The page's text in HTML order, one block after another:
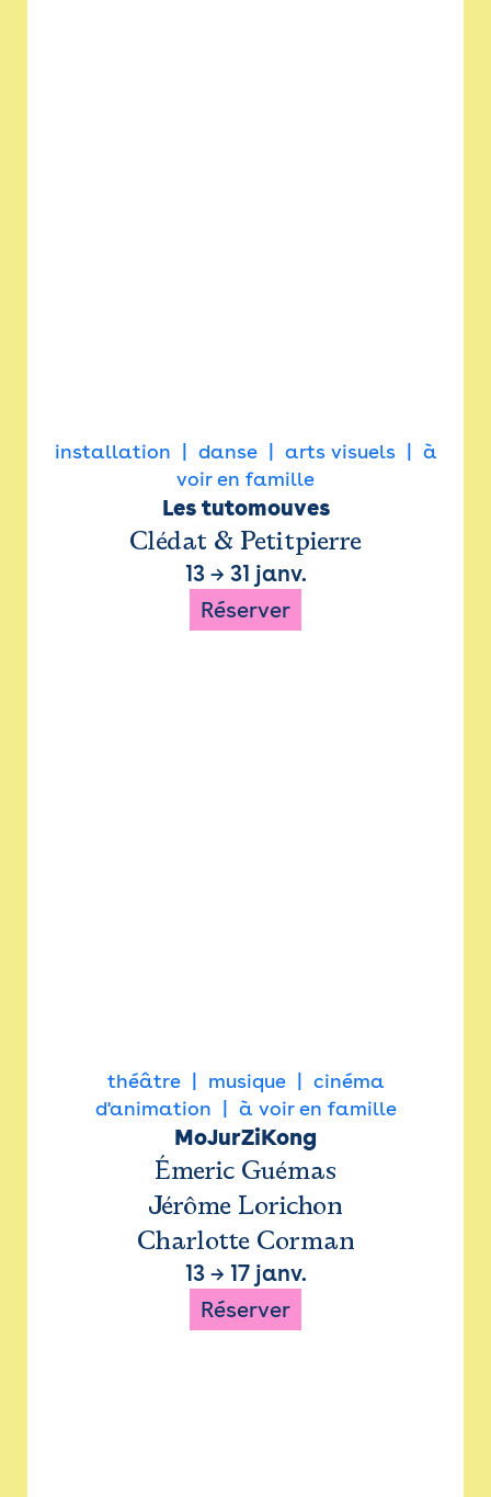
installation danse arts visuels
à
voir en famille
Les tutomouves
Clédat & Petitpierre
13→ 31 janv.
Réserver
théâtre musique
cinéma
d'animation
à voir en famille
MoJurZiKong
Émeric Guémas
Jérôme Lorichon
Charlotte Corman
13→ 17 janv.
Réserver